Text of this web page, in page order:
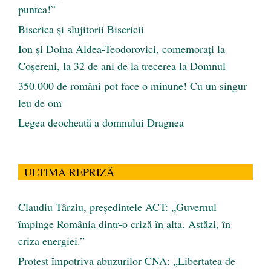
puntea!”
Biserica și slujitorii Bisericii
Ion și Doina Aldea-Teodorovici, comemorați la
Coșereni, la 32 de ani de la trecerea la Domnul
350.000 de români pot face o minune! Cu un singur
leu de om
Legea deocheată a domnului Dragnea
ULTIMA REPRIZĂ
Claudiu Târziu, președintele ACT: „Guvernul
împinge România dintr-o criză în alta. Astăzi, în
criza energiei.”
Protest împotriva abuzurilor CNA: „Libertatea de